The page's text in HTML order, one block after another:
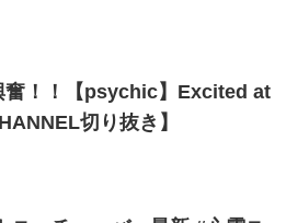
奮！！【psychic】Excited at
切り抜き】